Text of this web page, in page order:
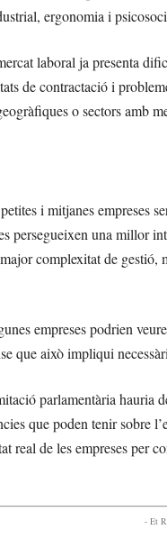
ergonomia i
laboral ja presenta
de contractació i
o sectors amb
i mitjanes empreses
persegueixen una millor
complexitat de
empreses podrien
que això impliqui
parlamentària hauria
que poden tenir sobre
real de les empreses per
- Et